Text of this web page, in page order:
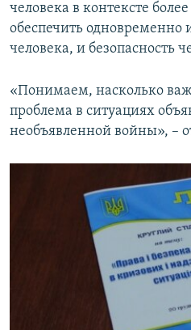
человека в контексте
обеспечить одновременно
человека, и безопасность
«Понимаем, насколько
проблема в ситуациях
необъявленной войны», –